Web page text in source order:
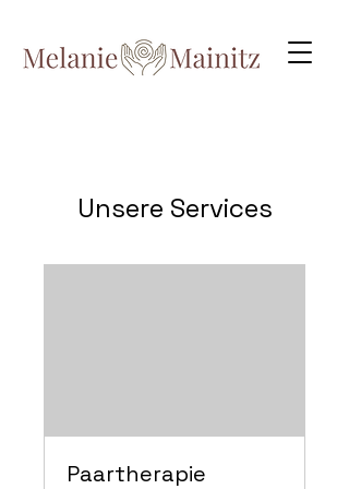
Unsere Services
Paartherapie